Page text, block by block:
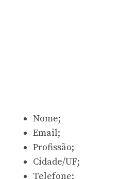
Nome;
Email;
Profissão;
Cidade/UF;
Telefone;